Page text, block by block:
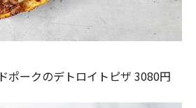
ポークのデトロイトピザ 3080円